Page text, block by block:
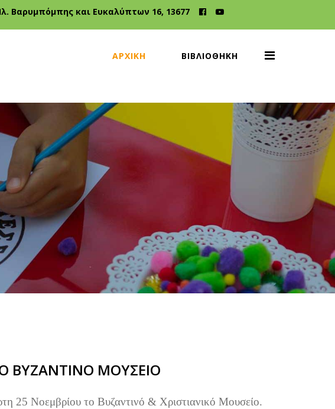
Βαρυμπόμπης και Ευκαλύπτων 16, 13677
ΑΡΧΙΚΉ ΒΙΒΛΙΟΘΉΚΗ
ΒΥΖΑΝΤΙΝΟ ΜΟΥΣΕΙΟ
25 Νοεμβρίου το Βυζαντινό & Χριστιανικό Μουσείο.